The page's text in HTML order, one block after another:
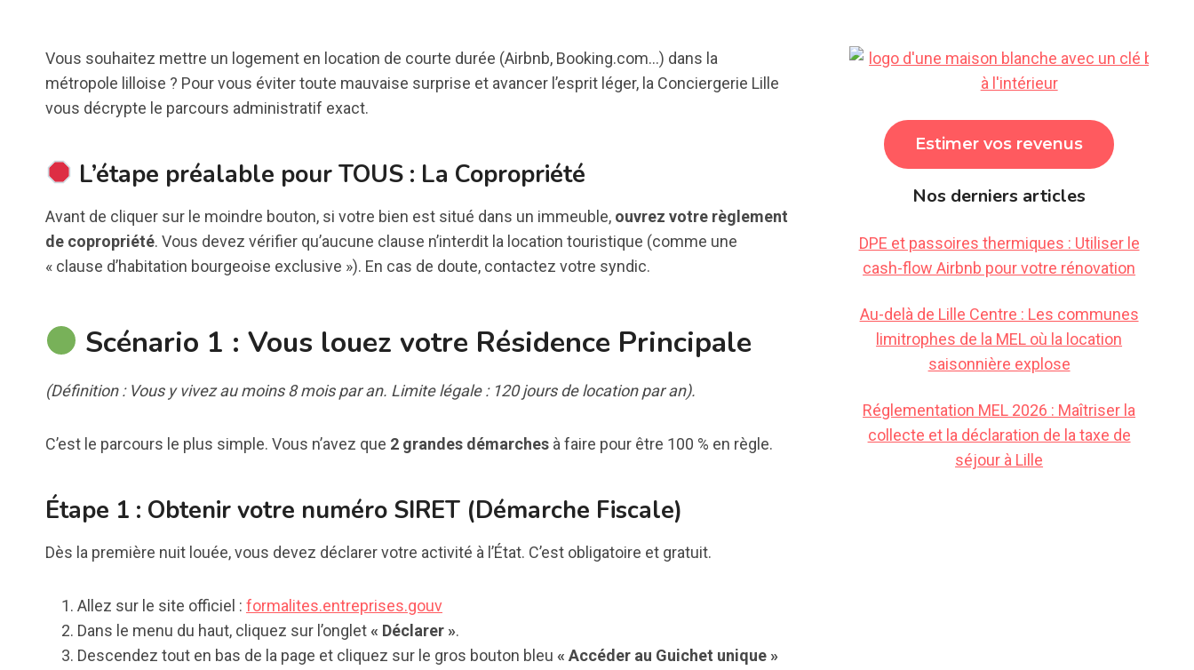
Vous souhaitez mettre un logement en location de courte durée (Airbnb, Booking.com…) dans la
métropole lilloise ? Pour vous éviter toute mauvaise surprise et avancer l’esprit léger, la Conciergerie Lille
vous décrypte le parcours administratif exact.
L’étape préalable pour TOUS : La Copropriété
Avant de cliquer sur le moindre bouton, si votre bien est situé dans un immeuble, ouvrez votre règlement
de copropriété. Vous devez vérifier qu’aucune clause n’interdit la location touristique (comme une
« clause d’habitation bourgeoise exclusive »). En cas de doute, contactez votre syndic.
Scénario 1 : Vous louez votre Résidence Principale
(Définition : Vous y vivez au moins 8 mois par an. Limite légale : 120 jours de location par an).
C’est le parcours le plus simple. Vous n’avez que 2 grandes démarches à faire pour être 100 % en règle.
Étape 1 : Obtenir votre numéro SIRET (Démarche Fiscale)
Dès la première nuit louée, vous devez déclarer votre activité à l’État. C’est obligatoire et gratuit.
Allez sur le site officiel : formalites.entreprises.gouv
Dans le menu du haut, cliquez sur l’onglet« Déclarer ».
Descendez tout en bas de la page et cliquez sur le gros bouton bleu « Accéder au Guichet unique »
Estimer vos revenus
Nos derniers articles
DPE et passoires thermiques : Utiliser le
cash-flow Airbnb pour votre rénovation
Au-delà de Lille Centre : Les communes
limitrophes de la MEL où la location
saisonnière explose
Réglementation MEL 2026 : Maîtriser la
collecte et la déclaration de la taxe de
séjour à Lille